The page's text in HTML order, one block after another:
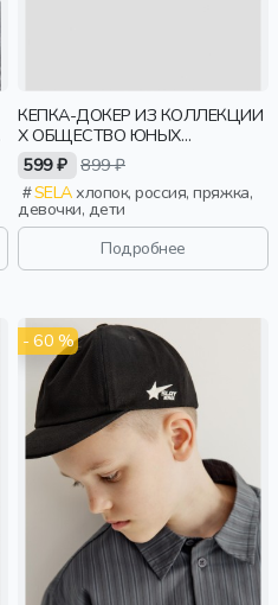
КЕПКА-ДОКЕР ИЗ КОЛЛЕКЦИИ
X ОБЩЕСТВО ЮНЫХ
АРХИТЕКТОРОВ
599 ₽ 899 ₽
SELAхлопок, россия, пряжка,
девочки, дети
Подробнее
- 60 %